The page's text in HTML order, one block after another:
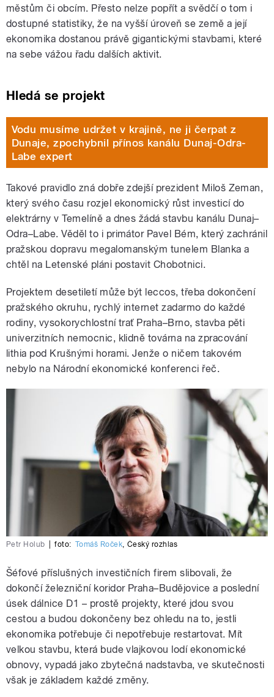
městům či obcím. Přesto nelze popřít a svědčí o tom i
dostupné statistiky, že na vyšší úroveň se země a její
ekonomika dostanou právě gigantickými stavbami, které
na sebe vážou řadu dalších aktivit.
Hledá se projekt
Vodu musíme udržet v krajině, ne ji čerpat z
Dunaje, zpochybnil přínos kanálu Dunaj-Odra-
Labe expert
Takové pravidlo zná dobře zdejší prezident Miloš Zeman,
který svého času rozjel ekonomický růst investicí do
elektrárny v Temelíně a dnes žádá stavbu kanálu Dunaj–
Odra–Labe. Věděl to i primátor Pavel Bém, který zachránil
pražskou dopravu megalomanským tunelem Blanka a
chtěl na Letenské pláni postavit Chobotnici.
Projektem desetiletí může být leccos, třeba dokončení
pražského okruhu, rychlý internet zadarmo do každé
rodiny, vysokorychlostní trať Praha–Brno, stavba pěti
univerzitních nemocnic, klidně továrna na zpracování
lithia pod Krušnými horami. Jenže o ničem takovém
nebylo na Národní ekonomické konferenci řeč.
Petr Holub foto: Tomáš Roček, Český rozhlas
Šéfové příslušných investičních firem slibovali, že
dokončí železniční koridor Praha–Budějovice a poslední
úsek dálnice D1 – prostě projekty, které jdou svou
cestou a budou dokončeny bez ohledu na to, jestli
ekonomika potřebuje či nepotřebuje restartovat. Mít
velkou stavbu, která bude vlajkovou lodí ekonomické
obnovy, vypadá jako zbytečná nadstavba, ve skutečnosti
však je základem každé změny.